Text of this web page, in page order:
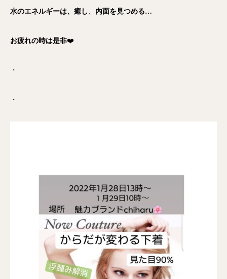
水のエネルギーは、癒し、 内面を見つめる…
お疲れの時は是非❤️
・
・